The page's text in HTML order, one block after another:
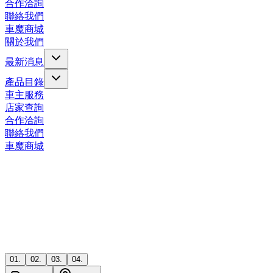
合作洽詢
聯絡我們
車魔商城
關於我們
最新消息
產品目錄
車主服務
店家查詢
合作洽詢
聯絡我們
車魔商城
01. 02. 03. 04.